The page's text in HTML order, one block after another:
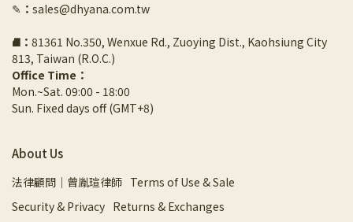
✎ ： sales@dhyana.com.tw
⛘ ： 81361 No.350, Wenxue Rd., Zuoying Dist., Kaohsiung City
813, Taiwan (R.O.C.)
Office Time：
Mon.~Sat. 09:00 - 18:00
Sun. Fixed days off (GMT+8)
About Us
法律顧問｜曾胤瑄律師 Terms of Use & Sale
Security & Privacy Returns & Exchanges